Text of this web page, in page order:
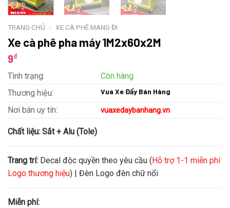
TRANG CHỦ / XE CÀ PHÊ MANG ĐI
Xe cà phê pha máy 1M2x60x2M
9₫
Tình trạng:
Còn hàng
Thương hiệu:
Vua Xe Đẩy Bán Hàng
Nơi bán uy tín: vuaxedaybanhang.vn
Chất liệu: Sắt + Alu (Tole)
Trang trí: Decal độc quyền theo yêu cầu (Hỗ trợ 1-1 miễn phí
Logo thương hiệu) | Đèn Logo đèn chữ nổi
Miễn phí: